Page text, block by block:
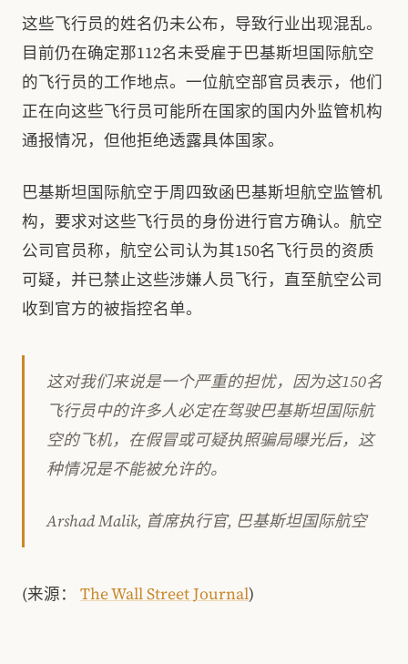
这些飞行员的姓名仍未公布，导致行业出现混乱。
目前仍在确定那112名未受雇于巴基斯坦国际航空
的飞行员的工作地点。一位航空部官员表示，他们
正在向这些飞行员可能所在国家的国内外监管机构
通报情况，但他拒绝透露具体国家。
巴基斯坦国际航空于周四致函巴基斯坦航空监管机
构，要求对这些飞行员的身份进行官方确认。航空
公司官员称，航空公司认为其150名飞行员的资质
可疑，并已禁止这些涉嫌人员飞行，直至航空公司
收到官方的被指控名单。
这对我们来说是一个严重的担忧，因为这150名
飞行员中的许多人必定在驾驶巴基斯坦国际航
空的飞机，在假冒或可疑执照骗局曝光后，这
种情况是不能被允许的。
Arshad Malik, 首席执行官, 巴基斯坦国际航空
(来源： The Wall Street Journal)